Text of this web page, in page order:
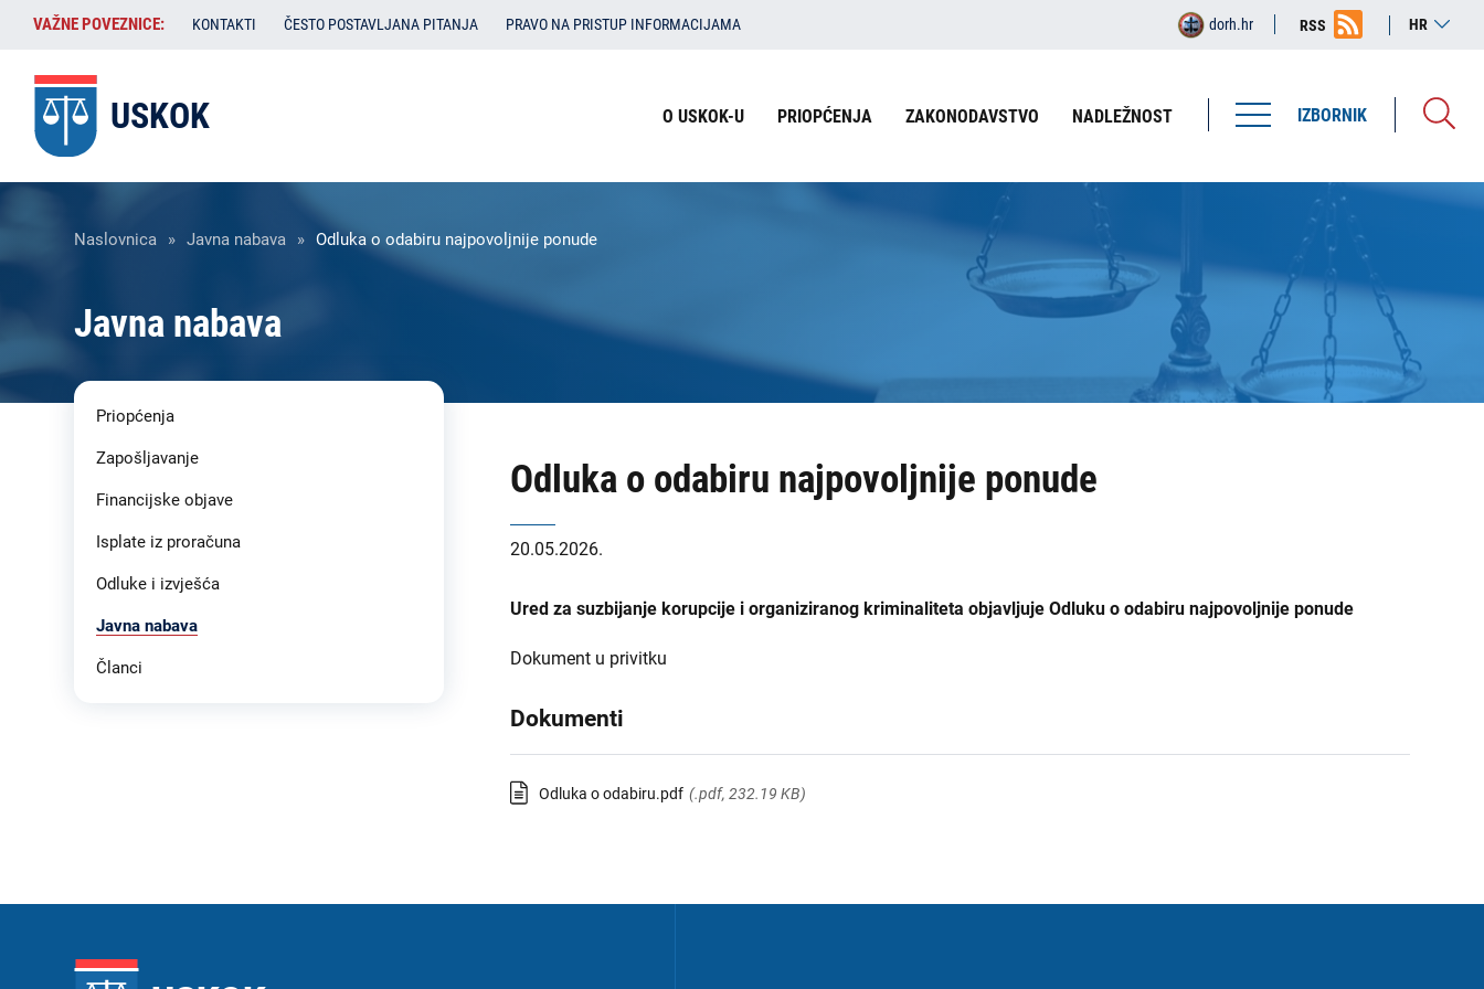
Skoči
sadržaj
VAŽNE
POVEZNICE:
VAŽNE POVEZNICE: KONTAKTI ČESTO POSTAVLJANA PITANJA PRAVO NA PRISTUP INFORMACIJAMA HR
RSS
dorh.hr
IZBORNIK
USKOK
zaglavlju
O USKOK-U PRIOPĆENJA ZAKONODAVSTVO NADLEŽNOST
Breadcrumb
Naslovnica Javna nabava Odluka o odabiru najpovoljnije ponude
Javna nabava
Odluka o odabiru najpovoljnije ponude
20.05.2026.
Ured za suzbijanje korupcije i organiziranog kriminaliteta objavljuje Odluku o odabiru najpovoljnije ponude
Dokument u privitku
Dokumenti
Odluka o odabiru.pdf (.pdf, 232.19 KB)
Liste
-
Priopćenja
Zapošljavanje
Financijske objave
Isplate iz proračuna
Odluke i izvješća
Javna nabava
Članci